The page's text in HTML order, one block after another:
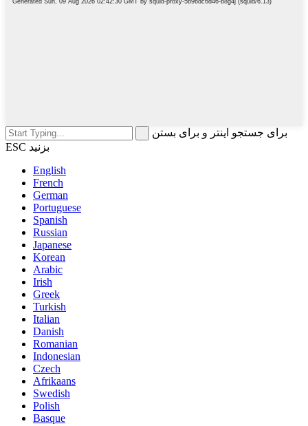
برای جستجو اینتر و برای بستن
ESC بزنید
English
French
German
Portuguese
Spanish
Russian
Japanese
Korean
Arabic
Irish
Greek
Turkish
Italian
Danish
Romanian
Indonesian
Czech
Afrikaans
Swedish
Polish
Basque